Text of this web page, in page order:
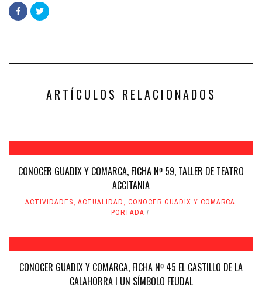
Haz
clic
para
en
Haz
clic
en
ARTÍCULOS RELACIONADOS
CONOCER GUADIX Y COMARCA, FICHA Nº 59, TALLER DE TEATRO
ACCITANIA
ACTIVIDADES, ACTUALIDAD, CONOCER GUADIX Y COMARCA,
PORTADA
CONOCER GUADIX Y COMARCA, FICHA Nº 45 EL CASTILLO DE LA
CALAHORRA I UN SÍMBOLO FEUDAL